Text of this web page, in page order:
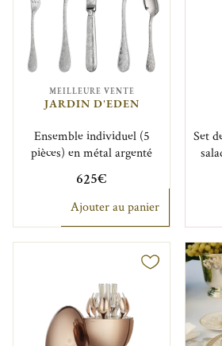
MEILLEURE VENTE
JARDIN D'EDEN
Ensemble individuel (5
pièces) en métal argenté
625€
Ajouter au panier
Set